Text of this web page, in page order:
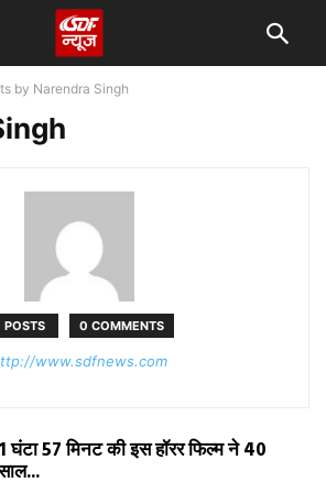
by Narendra Singh
0 COMMENTS
www.sdfnews.com
1 घंटा 57 मिनट की इस हॉरर फिल्म ने 40